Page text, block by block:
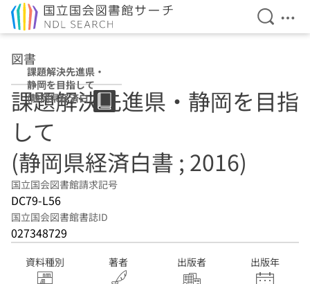
検索を
メ
図書
課題解決先進県・
静岡を目指して
(静岡県経済白書 ;
2016)
課題解決先進県・静岡を目指
して
(静岡県経済白書 ; 2016)
国立国会図書館請求記号
DC79-L56
国立国会図書館書誌ID
027348729
資料種別 著者 出版者 出版年